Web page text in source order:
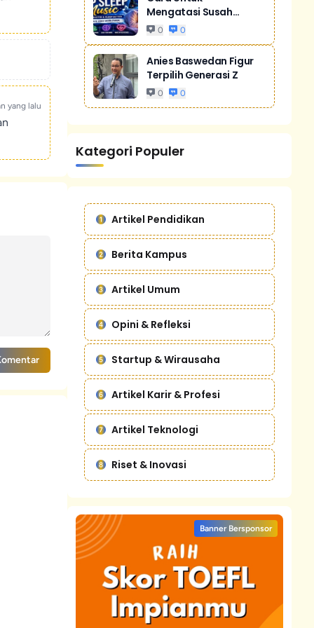
yang lalu
Mengatasi Susah
Tidur Akibat Stres
0 0
Anies Baswedan Figur
Terpilih Generasi Z
0 0
Kategori Populer
Artikel Pendidikan
Berita Kampus
Artikel Umum
Opini & Refleksi
Startup & Wirausaha
Artikel Karir & Profesi
Artikel Teknologi
Riset & Inovasi
Banner Bersponsor